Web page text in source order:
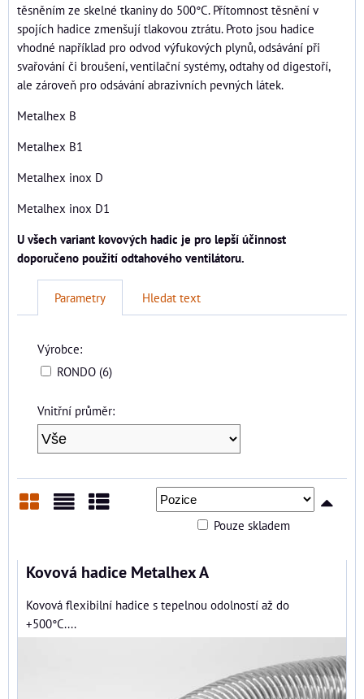
těsněním ze skelné tkaniny do 500°C. Přítomnost těsnění v
spojích hadice zmenšují tlakovou ztrátu. Proto jsou hadice
vhodné například pro odvod výfukových plynů, odsávání při
svařování či broušení, ventilační systémy, odtahy od digestoří,
ale zároveň pro odsávání abrazivních pevných látek.
Metalhex B
Metalhex B1
Metalhex inox D
Metalhex inox D1
U všech variant kovových hadic je pro lepší účinnost
doporučeno použití odtahového ventilátoru.
Parametry Hledat text
Výrobce:
RONDO (6)
Vnitřní průměr:
Pouze skladem
Kovová hadice Metalhex A
Kovová flexibilní hadice s tepelnou odolností až do
+500°C....